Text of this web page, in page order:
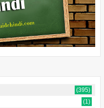
(395)
(1)